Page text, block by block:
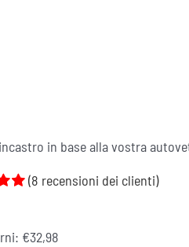
in base alla vostra
(8 recensioni dei clienti)
€32,98